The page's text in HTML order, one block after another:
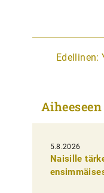
A
i
k
e
Edellinen:
5.8.2026
Naisille